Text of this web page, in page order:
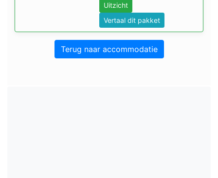
Uitzicht
Vertaal dit pakket
Terug naar accommodatie